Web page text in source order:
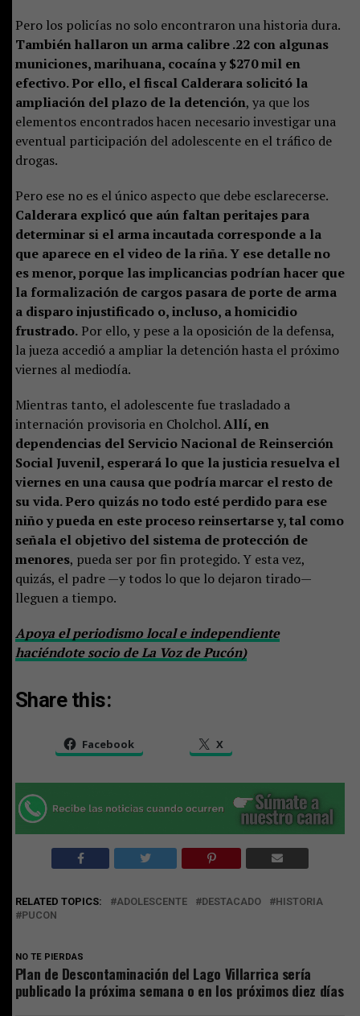
Pero los policías no solo encontraron una historia dura.
También hallaron un arma calibre .22 con algunas
municiones, marihuana, cocaína y $270 mil en
efectivo. Por ello, el fiscal Calderara solicitó la
ampliación del plazo de la detención, ya que los
elementos encontrados hacen necesario investigar una
eventual participación del adolescente en el tráfico de
drogas.
Pero ese no es el único aspecto que debe esclarecerse.
Calderara explicó que aún faltan peritajes para
determinar si el arma incautada corresponde a la
que aparece en el video de la riña. Y ese detalle no
es menor, porque las implicancias podrían hacer que
la formalización de cargos pasara de porte de arma
a disparo injustificado o, incluso, a homicidio
frustrado.Por ello, y pese a la oposición de la defensa,
la jueza accedió a ampliar la detención hasta el próximo
viernes al mediodía.
Mientras tanto, el adolescente fue trasladado a
internación provisoria en Cholchol.Allí, en
dependencias del Servicio Nacional de Reinserción
Social Juvenil, esperará lo que la justicia resuelva el
viernes en una causa que podría marcar el resto de
su vida. Pero quizás no todo esté perdido para ese
niño y pueda en este proceso reinsertarse y, tal como
señala el objetivo del sistema de protección de
menores, pueda ser por fin protegido. Y esta vez,
quizás, el padre —y todos lo que lo dejaron tirado—
lleguen a tiempo.
Apoya el periodismo local e independiente
haciéndote socio de La Voz de Pucón)
Share this:
Facebook X
RELATED TOPICS: ADOLESCENTE DESTACADO
HISTORIA
PUCON
NO TE PIERDAS
Plan de Descontaminación del Lago Villarrica sería
publicado la próxima semana o en los próximos diez días